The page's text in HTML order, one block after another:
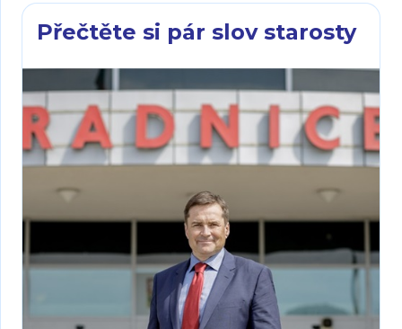
Přečtěte si pár slov starosty